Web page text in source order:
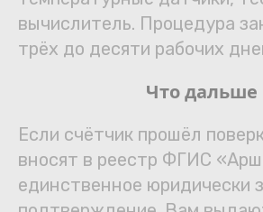
вычислитель. Процедура
трёх до десяти рабочих
Что дальше
Если счётчик прошёл
вносят в реестр ФГИС
единственное юридически